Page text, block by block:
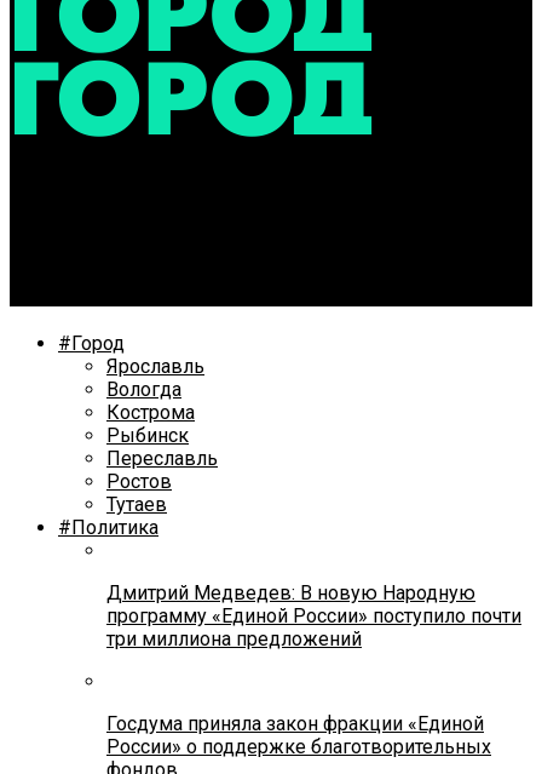
#Город
Ярославль
Вологда
Кострома
Рыбинск
Переславль
Ростов
Тутаев
#Политика
Дмитрий Медведев: В новую Народную
программу «Единой России» поступило почти
три миллиона предложений
Госдума приняла закон фракции «Единой
России» о поддержке благотворительных